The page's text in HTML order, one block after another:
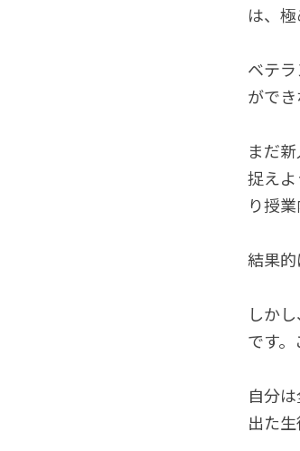
は、
ベテ
ができ
まだ
捉え
り授
結果的
しか
です
自分
出た